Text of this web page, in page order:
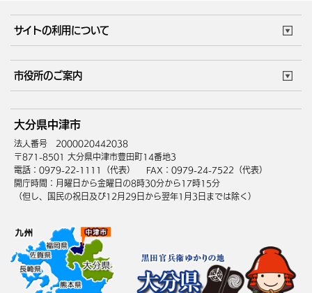
サイトの利用について
サイトマップ
市役所のご案内
庁舎地図 組織案内
中津市へのアクセス
大分県中津市
法人番号 2000020442038
〒871-8501 大分県中津市豊田町14番地3
電話：0979-22-1111（代表）
FAX：0979-24-7522（代表）
開庁時間：月曜日から金曜日の8時30分から17時15分
（但し、国民の祝日及び12月29日から翌年1月3日までは除く）